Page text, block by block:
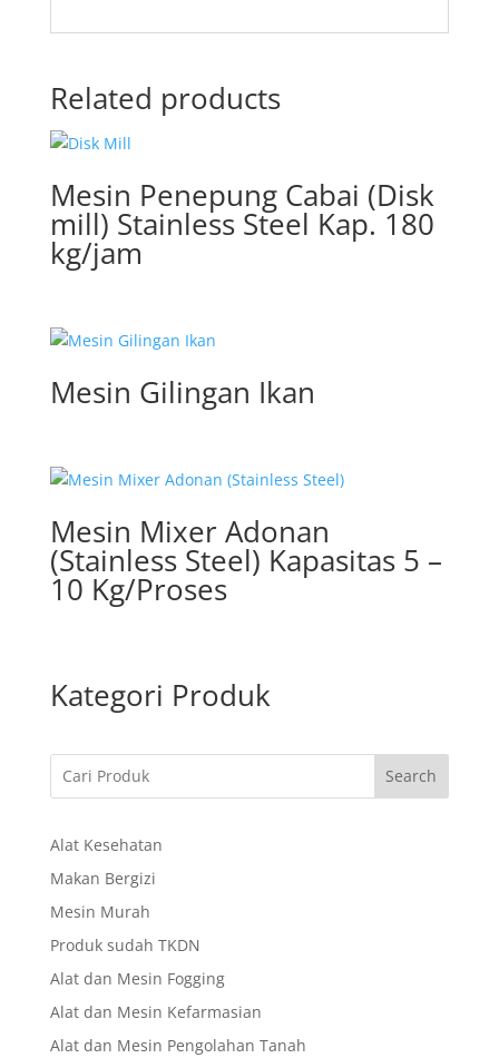
Related products
Mesin Penepung Cabai (Disk
mill) Stainless Steel Kap. 180
kg/jam
Mesin Gilingan Ikan
Mesin Mixer Adonan
(Stainless Steel) Kapasitas 5 –
10 Kg/Proses
Kategori Produk
Search
Alat Kesehatan
Makan Bergizi
Mesin Murah
Produk sudah TKDN
Alat dan Mesin Fogging
Alat dan Mesin Kefarmasian
Alat dan Mesin Pengolahan Tanah